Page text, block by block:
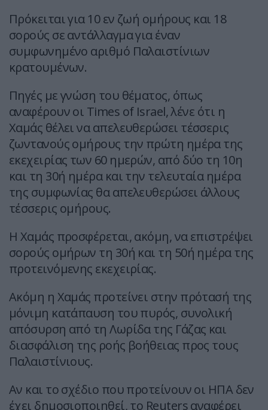
Πρόκειται για 10 εν ζωή ομήρους και 18
σορούς σε αντάλλαγμα για έναν
συμφωνημένο αριθμό Παλαιστίνιων
κρατουμένων.
Πηγές με γνώση του θέματος, όπως
αναφέρουν οι Times of Israel, λένε ότι η
Χαμάς θέλει να απελευθερώσει τέσσερις
ζωντανούς ομήρους την πρώτη ημέρα της
εκεχειρίας των 60 ημερών, από δύο τη 10η
και τη 30ή ημέρα και την τελευταία ημέρα
της συμφωνίας θα απελευθερώσει άλλους
τέσσερις ομήρους.
Η Χαμάς προσφέρεται, ακόμη, να επιστρέψει
σορούς ομήρων τη 30ή και τη 50ή ημέρα της
προτεινόμενης εκεχειρίας.
Ακόμη η Χαμάς προτείνει στην πρότασή της
μόνιμη κατάπαυση του πυρός, συνολική
απόσυρση από τη Λωρίδα της Γάζας και
διασφάλιση της ροής βοήθειας προς τους
Παλαιστίνιους.
Αν και το σχέδιο που προτείνουν οι ΗΠΑ δεν
έχει δημοσιοποιηθεί, το Reuters αναφέρει